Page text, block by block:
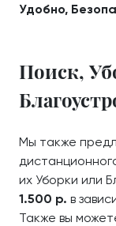
Удобно,
Поиск,
Мы также
их Уборки или
1.500 р. в
Также вы